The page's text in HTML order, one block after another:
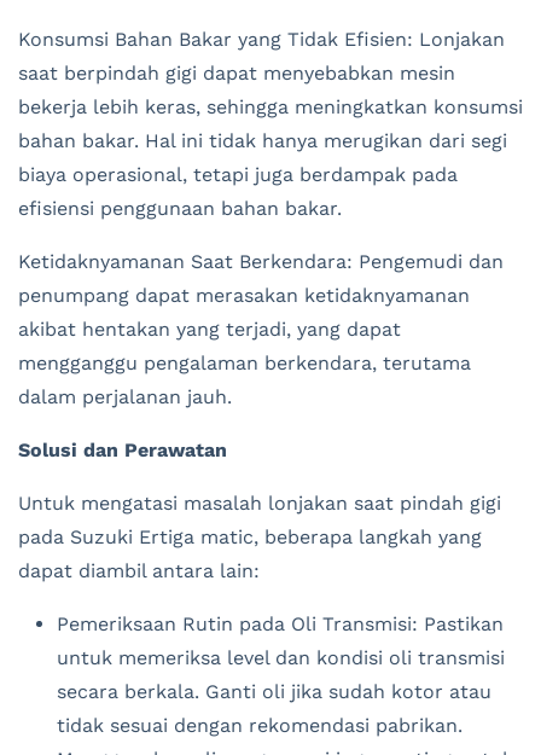
Konsumsi Bahan Bakar yang Tidak Efisien: Lonjakan
saat berpindah gigi dapat menyebabkan mesin
bekerja lebih keras, sehingga meningkatkan konsumsi
bahan bakar. Hal ini tidak hanya merugikan dari segi
biaya operasional, tetapi juga berdampak pada
efisiensi penggunaan bahan bakar.
Ketidaknyamanan Saat Berkendara: Pengemudi dan
penumpang dapat merasakan ketidaknyamanan
akibat hentakan yang terjadi, yang dapat
mengganggu pengalaman berkendara, terutama
dalam perjalanan jauh.
Solusi dan Perawatan
Untuk mengatasi masalah lonjakan saat pindah gigi
pada Suzuki Ertiga matic, beberapa langkah yang
dapat diambil antara lain:
Pemeriksaan Rutin pada Oli Transmisi: Pastikan
untuk memeriksa level dan kondisi oli transmisi
secara berkala. Ganti oli jika sudah kotor atau
tidak sesuai dengan rekomendasi pabrikan.